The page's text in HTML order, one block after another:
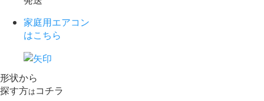
家庭用エアコン
はこちら
形状から
探す方はコチラ